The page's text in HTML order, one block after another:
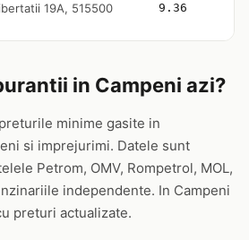
19A, 515500 9.36
in Campeni azi?
minime gasite in
si imprejurimi. Datele sunt
Petrom, OMV, Rompetrol, MOL,
independente. In Campeni
preturi actualizate.